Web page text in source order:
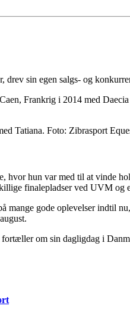
drev sin egen salgs- og
Frankrig i 2014 med
Tatiana. Foto: Zibrasport
hvor hun var med til at vinde
finalepladser ved UVM
mange gode oplevelser indtil
om sin dagligdag i